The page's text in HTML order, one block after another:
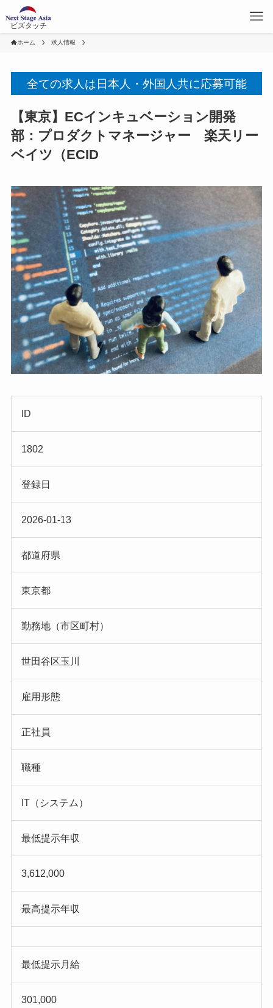
ビズタッチ
ホーム 求人情報
全ての求人は日本人・外国人共に応募可能
【東京】ECインキュベーション開発
部：プロダクトマネージャー 楽天リー
ベイツ（ECID
ID
1802
登録日
2026-01-13
都道府県
東京都
勤務地（市区町村）
世田谷区玉川
雇用形態
正社員
職種
IT（システム）
最低提示年収
3,612,000
最高提示年収
最低提示月給
301,000